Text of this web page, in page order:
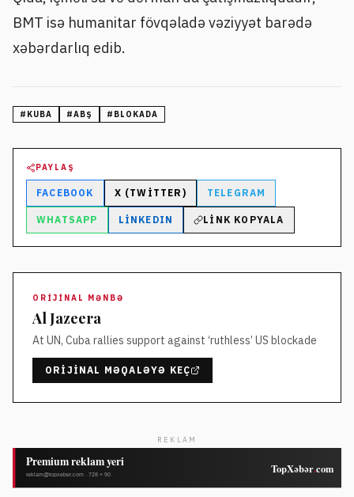
BMT isə humanitar fövqəladə vəziyyət barədə
xəbərdarlıq edib.
# KUBA #ABŞ # BLOKADA
PAYLAŞ
FACEBOOK X (TWITTER) TELEGRAM
WHATSAPP LINKEDIN LINK KOPYALA
ORIJINAL MƏNBƏ
Al Jazeera
At UN, Cuba rallies support against ‘ruthless’ US blockade
ORIJINAL MƏQALƏYƏ KEÇ
REKLAM